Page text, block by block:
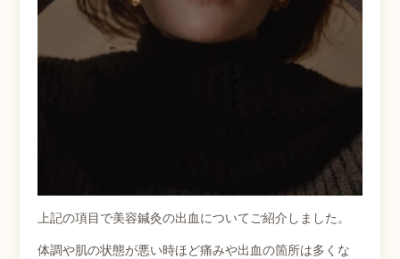
上記の項目で美容鍼灸の出血についてご紹介しました。
体調や肌の状態が悪い時ほど痛みや出血の箇所は多くな